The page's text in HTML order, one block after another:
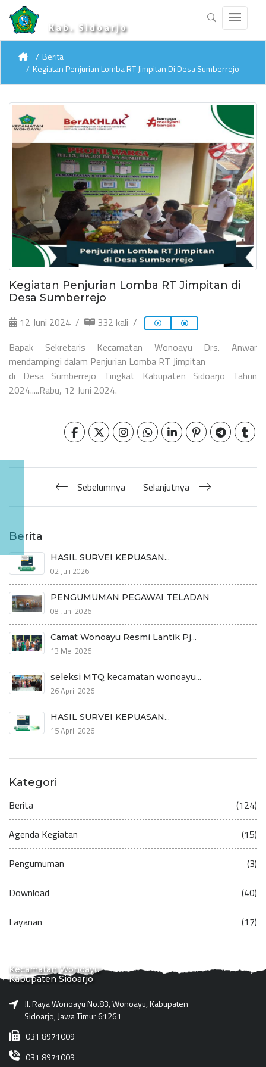
Kab. Sidoarjo
Berita
Kegiatan Penjurian Lomba RT Jimpitan Di Desa Sumberrejo
Kegiatan Penjurian Lomba RT Jimpitan di
Desa Sumberrejo
12 Juni 2024
332 kali
Bapak Sekretaris Kecamatan Wonoayu Drs. Anwar
mendampingi dalam Penjurian Lomba RT Jimpitan
di Desa Sumberrejo Tingkat Kabupaten Sidoarjo Tahun
2024.....Rabu, 12 Juni 2024.
Sebelumnya Selanjutnya
Berita
HASIL SURVEI KEPUASAN...
02 Juli 2026
PENGUMUMAN PEGAWAI TELADAN
08 Juni 2026
Camat Wonoayu Resmi Lantik Pj...
13 Mei 2026
seleksi MTQ kecamatan wonoayu...
26 April 2026
HASIL SURVEI KEPUASAN...
15 April 2026
Kategori
Berita (124)
Agenda Kegiatan (15)
Pengumuman (3)
Download (40)
Layanan (17)
Kecamatan Wonoayu
Kabupaten Sidoarjo
Jl. Raya Wonoayu No.83, Wonoayu, Kabupaten
Sidoarjo, Jawa Timur 61261
031 8971009
031 8971009